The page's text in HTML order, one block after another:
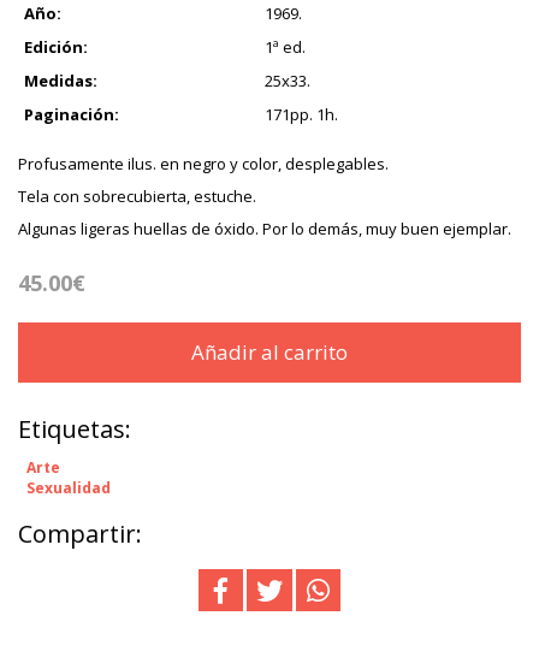
Año:
1969.
Edición:
1ª ed.
Medidas:
25x33.
Paginación:
171pp. 1h.
Profusamente ilus. en negro y color, desplegables.
Tela con sobrecubierta, estuche.
Algunas ligeras huellas de óxido. Por lo demás, muy buen ejemplar.
45.00€
Añadir al carrito
Etiquetas:
Arte
Sexualidad
Compartir: